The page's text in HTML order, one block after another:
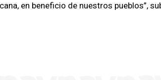
en beneficio de nuestros pueblos”,